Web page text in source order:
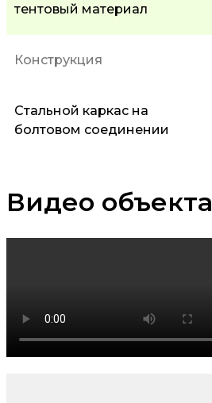
тентовый материал
Конструкция
Стальной каркас на
болтовом соединении
Видео объекта